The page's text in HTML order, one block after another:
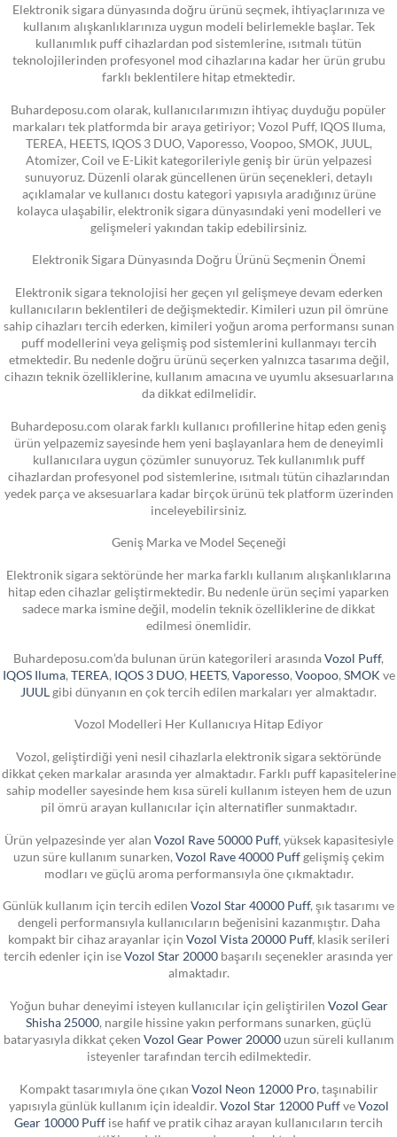
Elektronik sigara dünyasında doğru ürünü seçmek, ihtiyaçlarınıza ve
kullanım alışkanlıklarınıza uygun modeli belirlemekle başlar. Tek
kullanımlık puff cihazlardan pod sistemlerine, ısıtmalı tütün
teknolojilerinden profesyonel mod cihazlarına kadar her ürün grubu
farklı beklentilere hitap etmektedir.
Buhardeposu.com olarak, kullanıcılarımızın ihtiyaç duyduğu popüler
markaları tek platformda bir araya getiriyor; Vozol Puff, IQOS Iluma,
TEREA, HEETS, IQOS 3 DUO, Vaporesso, Voopoo, SMOK, JUUL,
Atomizer, Coil ve E-Likit kategorileriyle geniş bir ürün yelpazesi
sunuyoruz. Düzenli olarak güncellenen ürün seçenekleri, detaylı
açıklamalar ve kullanıcı dostu kategori yapısıyla aradığınız ürüne
kolayca ulaşabilir, elektronik sigara dünyasındaki yeni modelleri ve
gelişmeleri yakından takip edebilirsiniz.
Elektronik Sigara Dünyasında Doğru Ürünü Seçmenin Önemi
Elektronik sigara teknolojisi her geçen yıl gelişmeye devam ederken
kullanıcıların beklentileri de değişmektedir. Kimileri uzun pil ömrüne
sahip cihazları tercih ederken, kimileri yoğun aroma performansı sunan
puff modellerini veya gelişmiş pod sistemlerini kullanmayı tercih
etmektedir. Bu nedenle doğru ürünü seçerken yalnızca tasarıma değil,
cihazın teknik özelliklerine, kullanım amacına ve uyumlu aksesuarlarına
da dikkat edilmelidir.
Buhardeposu.com olarak farklı kullanıcı profillerine hitap eden geniş
ürün yelpazemiz sayesinde hem yeni başlayanlara hem de deneyimli
kullanıcılara uygun çözümler sunuyoruz. Tek kullanımlık puff
cihazlardan profesyonel pod sistemlerine, ısıtmalı tütün cihazlarından
yedek parça ve aksesuarlara kadar birçok ürünü tek platform üzerinden
inceleyebilirsiniz.
Geniş Marka ve Model Seçeneği
Elektronik sigara sektöründe her marka farklı kullanım alışkanlıklarına
hitap eden cihazlar geliştirmektedir. Bu nedenle ürün seçimi yaparken
sadece marka ismine değil, modelin teknik özelliklerine de dikkat
edilmesi önemlidir.
Buhardeposu.com’da bulunan ürün kategorileri arasındaVozol Puff,
IQOS Iluma, TEREA IQOS 3 DUO, HEETS, Vaporesso, Voopoo, SMOK ve
JUUL gibi dünyanın en çok tercih edilen markaları yer almaktadır.
Vozol Modelleri Her Kullanıcıya Hitap Ediyor
Vozol, geliştirdiği yeni nesil cihazlarla elektronik sigara sektöründe
dikkat çeken markalar arasında yer almaktadır. Farklı puff kapasitelerine
sahip modeller sayesinde hem kısa süreli kullanım isteyen hem de uzun
pil ömrü arayan kullanıcılar için alternatifler sunmaktadır.
Ürün yelpazesinde yer alan Vozol Rave 50000 Puff, yüksek kapasitesiyle
uzun süre kullanım sunarken, Vozol Rave 40000 Puffgelişmiş çekim
modları ve güçlü aroma performansıyla öne çıkmaktadır.
Günlük kullanım için tercih edilen Vozol Star 40000 Puff, şık tasarımı ve
dengeli performansıyla kullanıcıların beğenisini kazanmıştır. Daha
kompakt bir cihaz arayanlar için Vozol Vista 20000 Puff, klasik serileri
tercih edenler için iseVozol Star 20000 başarılı seçenekler arasında yer
almaktadır.
Yoğun buhar deneyimi isteyen kullanıcılar için geliştirilen Vozol Gear
Shisha 25000 , nargile hissine yakın performans sunarken, güçlü
bataryasıyla dikkat çeken Vozol Gear Power 20000uzun süreli kullanım
isteyenler tarafından tercih edilmektedir.
Kompakt tasarımıyla öne çıkan Vozol Neon 12000 Pro, taşınabilir
yapısıyla günlük kullanım için idealdir. Vozol Star 12000 PuffveVozol
Gear 10000 Puff ise hafif ve pratik cihaz arayan kullanıcıların tercih